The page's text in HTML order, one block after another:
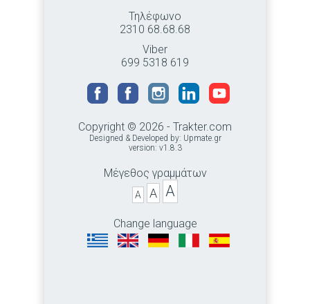
Τηλέφωνο
2310 68.68.68
Viber
699 5318 619
Copyright © 2026 - Trakter.com
Designed & Developed by: Upmate.gr
version: v1.8.3
Μέγεθος γραμμάτων
A A A
Change language